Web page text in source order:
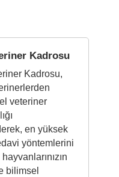
Kadrosu
Kadrosu,
veteriner
en yüksek
yöntemlerini
bilimsel